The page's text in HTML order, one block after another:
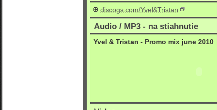
discogs.com/Yvel&Tristan
Audio / MP3 - na stiahnutie
Yvel & Tristan - Promo mix june 2010